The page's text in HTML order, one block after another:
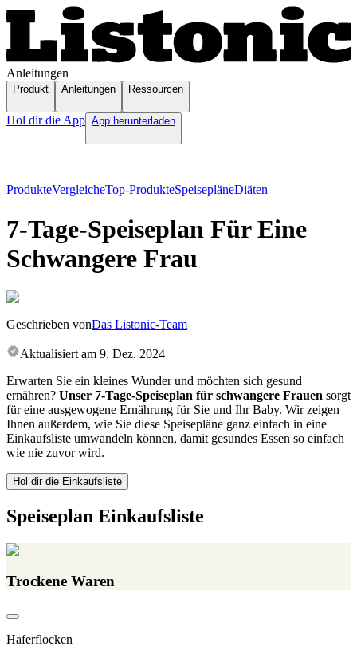
Anleitungen
Produkt Anleitungen Ressourcen
Hol dir die App App herunterladen
ProdukteVergleicheTop-ProdukteSpeisepläneDiäten
7-Tage-Speiseplan Für Eine
Schwangere Frau
Geschrieben vonDas Listonic-Team
Aktualisiert am 9. Dez. 2024
Erwarten Sie ein kleines Wunder und möchten sich gesund
ernähren? Unser 7-Tage-Speiseplan für schwangere Frauen sorgt
für eine ausgewogene Ernährung für Sie und Ihr Baby. Wir zeigen
Ihnen außerdem, wie Sie diese Speisepläne ganz einfach in eine
Einkaufsliste umwandeln können, damit gesundes Essen so einfach
wie nie zuvor wird.
Hol dir die Einkaufsliste
Speiseplan Einkaufsliste
Trockene Waren
Haferflocken